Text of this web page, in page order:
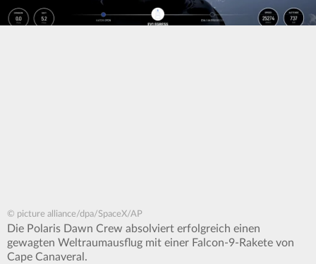
© picture alliance/dpa/SpaceX/AP
Die Polaris Dawn Crew absolviert erfolgreich einen
gewagten Weltraumausflug mit einer Falcon-9-Rakete von
Cape Canaveral.